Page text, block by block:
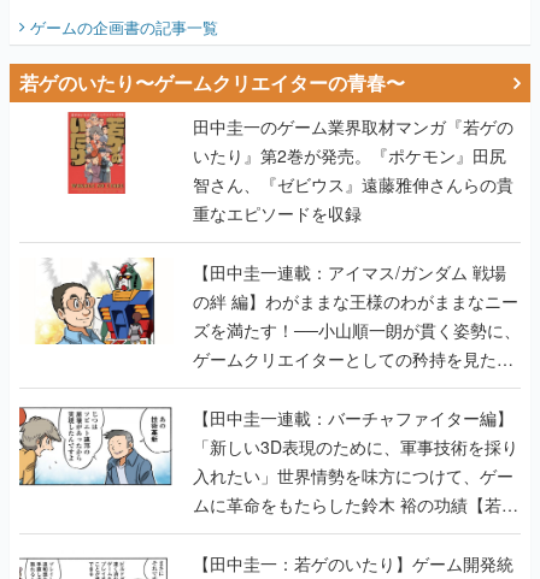
ビュー】
ゲームの企画書の記事一覧
若ゲのいたり〜ゲームクリエイターの青春〜
田中圭一のゲーム業界取材マンガ『若ゲの
いたり』第2巻が発売。『ポケモン』田尻
智さん、『ゼビウス』遠藤雅伸さんらの貴
重なエピソードを収録
【田中圭一連載：アイマス/ガンダム 戦場
の絆 編】わがままな王様のわがままなニー
ズを満たす！──小山順一朗が貫く姿勢に、
ゲームクリエイターとしての矜持を見た
【若ゲのいたり最終回】
【田中圭一連載：バーチャファイター編】
「新しい3D表現のために、軍事技術を採り
入れたい」世界情勢を味方につけて、ゲー
ムに革命をもたらした鈴木 裕の功績【若ゲ
のいたり】
【田中圭一：若ゲのいたり】ゲーム開発統